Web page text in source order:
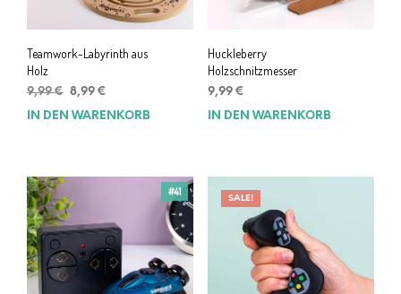
Teamwork-Labyrinth aus
Holz
9,99€ Ursprünglicher
Preis
8,99 €
Preis
IN DEN WARENKORB
Huckleberry
Holzschnitzmesser
9,99 €
IN DEN WARENKORB
#41
SALE!